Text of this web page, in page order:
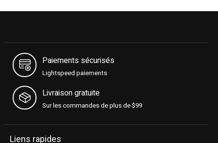
Paiements sécurisés
Lightspeed paiements
Livraison gratuite
Sur les commandes de plus de $99
Liens rapides